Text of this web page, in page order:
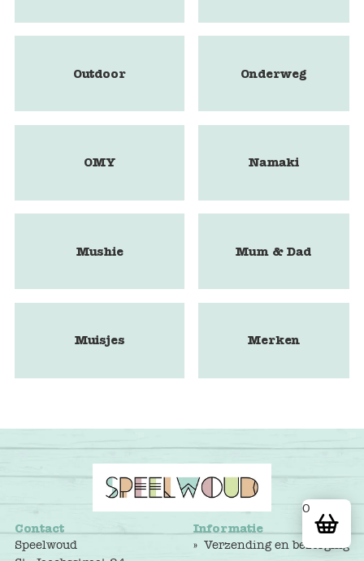
Outdoor Onderweg
OMY Namaki
Mushie Mum & Dad
Muisjes Merken
0
Contact
Speelwoud
Informatie
Verzending en bezorging